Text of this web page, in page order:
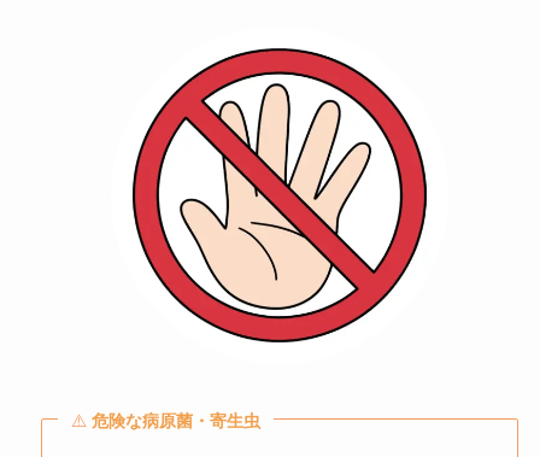
⚠️危険な病原菌・寄生虫